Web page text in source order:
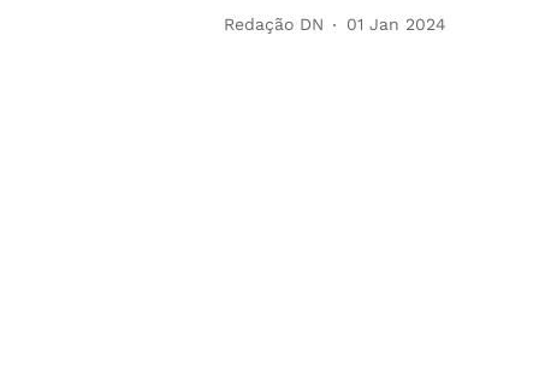
Redação DN 01 Jan 2024